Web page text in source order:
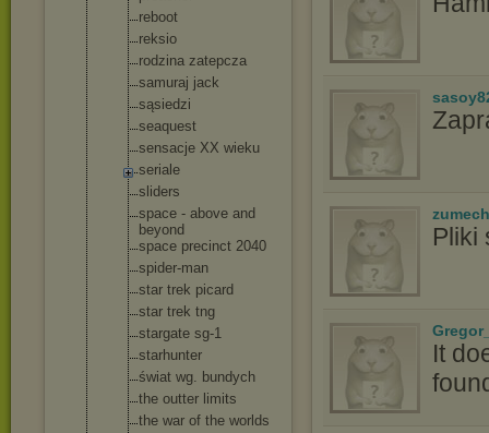
reboot
reksio
rodzina zatepcza
samuraj jack
sąsiedzi
seaquest
sensacje XX wieku
seriale
sliders
space - above and
beyond
space precinct 2040
spider-man
star trek picard
star trek tng
stargate sg-1
starhunter
świat wg. bundych
the outter limits
the war of the worlds
Pliki
It